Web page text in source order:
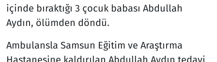
içinde bıraktığı 3 çocuk babası Abdullah
Aydın, ölümden döndü.
Ambulansla Samsun Eğitim ve Araştırma
Hastanesine kaldırılan Abdullah Aydın tedavi